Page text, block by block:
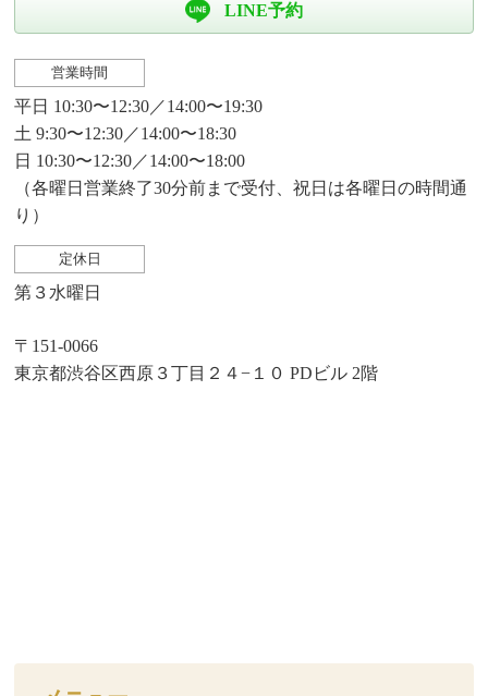
LINE予約
営業時間
平日 10:30〜12:30／14:00〜19:30
土 9:30〜12:30／14:00〜18:30
日 10:30〜12:30／14:00〜18:00
（各曜日営業終了30分前まで受付、祝日は各曜日の時間通
り）
定休日
第３水曜日
〒151-0066
東京都渋谷区西原３丁目２４−１０ PDビル 2階